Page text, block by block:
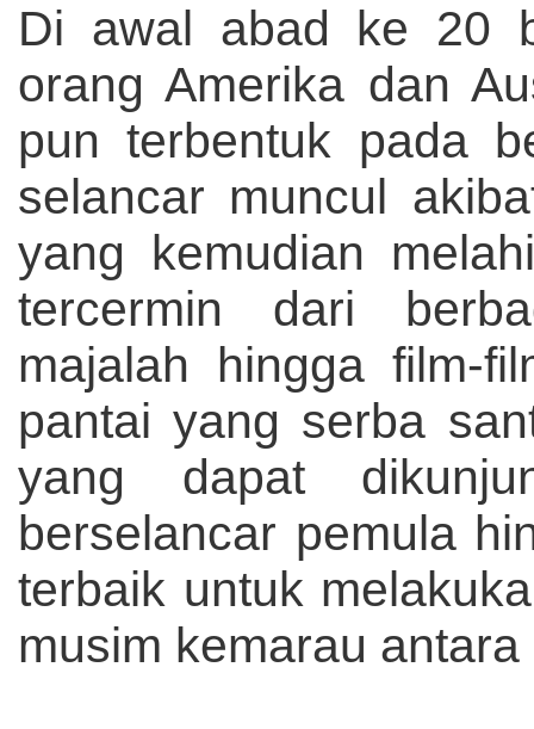
Di awal abad ke 20
orang Amerika dan
pun terbentuk pada
selancar muncul
yang kemudian
tercermin dari
majalah hingga film-
pantai yang serba
yang dapat
berselancar pemula
terbaik untuk
musim kemarau